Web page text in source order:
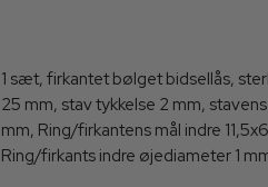
1 sæt, firkantet bølget bidsellås,
25 mm, stav tykkelse 2 mm,
mm, Ring/firkantens mål indre
Ring/firkants indre øjediameter 1